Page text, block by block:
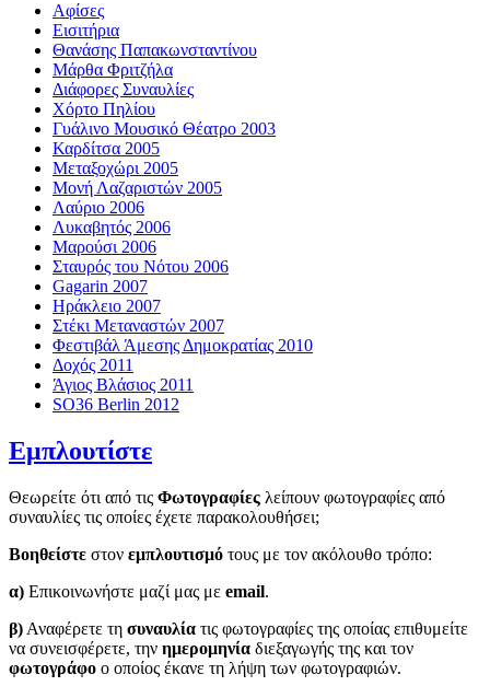
Αφίσες
Εισιτήρια
Θανάσης Παπακωνσταντίνου
Μάρθα Φριτζήλα
Διάφορες Συναυλίες
Χόρτο Πηλίου
Γυάλινο Μουσικό Θέατρο 2003
Καρδίτσα 2005
Μεταξοχώρι 2005
Μονή Λαζαριστών 2005
Λαύριο 2006
Λυκαβητός 2006
Μαρούσι 2006
Σταυρός του Νότου 2006
Gagarin 2007
Ηράκλειο 2007
Στέκι Μεταναστών 2007
Φεστιβάλ Άμεσης Δημοκρατίας 2010
Δοχός 2011
Άγιος Βλάσιος 2011
SO36 Berlin 2012
Εμπλουτίστε
Θεωρείτε ότι από τις Φωτογραφίες λείπουν φωτογραφίες από
συναυλίες τις οποίες έχετε παρακολουθήσει;
Βοηθείστε στον εμπλουτισμό τους με τον ακόλουθο τρόπο:
α) Επικοινωνήστε μαζί μας με email.
β) Αναφέρετε τη συναυλία τις φωτογραφίες της οποίας επιθυμείτε
να συνεισφέρετε, την ημερομηνία διεξαγωγής της και τον
φωτογράφο ο οποίος έκανε τη λήψη των φωτογραφιών.